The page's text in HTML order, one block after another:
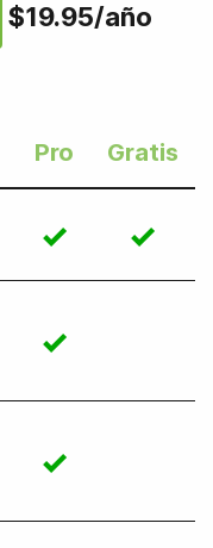
$19.95/año
Pro Gratis